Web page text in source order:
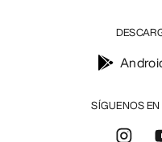
SÍGUENOS